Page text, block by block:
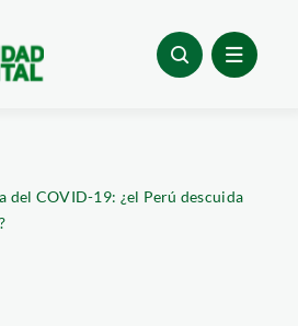
del COVID-19: ¿el Perú descuida